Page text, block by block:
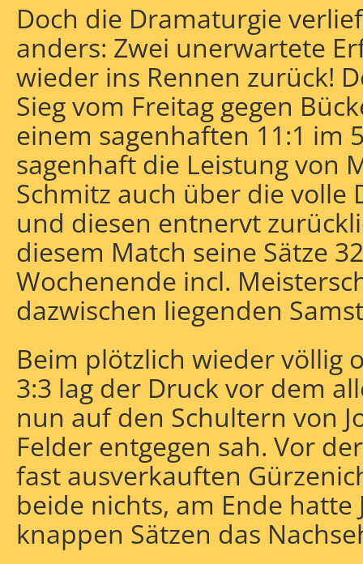
Doch die Dramaturgie
anders: Zwei unerwartete
wieder ins Rennen zurück!
Sieg vom Freitag gegen
einem sagenhaften 11:1 im
sagenhaft die Leistung von
Schmitz auch über die volle
und diesen entnervt
diesem Match seine Sätze
Wochenende incl.
dazwischen liegenden
Beim plötzlich wieder völlig
3:3 lag der Druck vor dem
nun auf den Schultern von
Felder entgegen sah. Vor
fast ausverkauften
beide nichts, am Ende
knappen Sätzen das